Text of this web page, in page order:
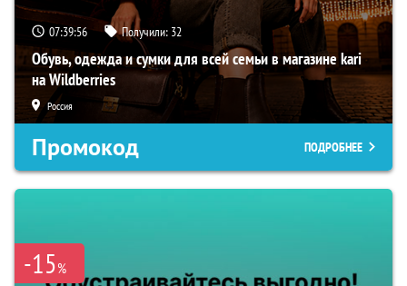
07:39:55 Получили: 32
Обувь, одежда и сумки для всей семьи в магазине kari
на Wildberries
Россия
Промокод ПОДРОБНЕЕ
-15%